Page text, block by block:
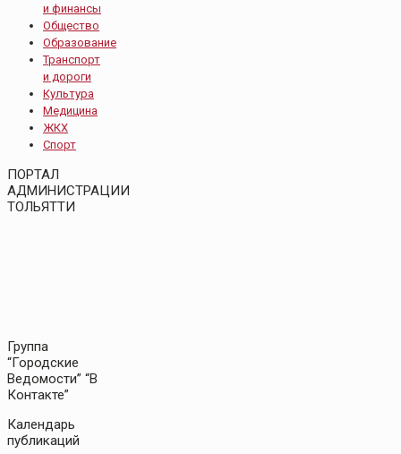
и финансы
Общество
Образование
Транспорт
и дороги
Культура
Медицина
ЖКХ
Спорт
ПОРТАЛ
АДМИНИСТРАЦИИ
ТОЛЬЯТТИ
Группа
“Городские
Ведомости” “В
Контакте”
Календарь
публикаций